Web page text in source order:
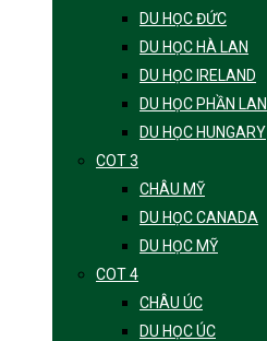
DU HỌC ĐỨC
DU HỌC HÀ LAN
DU HỌC IRELAND
DU HỌC PHẦN LAN
DU HỌC HUNGARY
COT 3
CHÂU MỸ
DU HỌC CANADA
DU HỌC MỸ
COT 4
CHÂU ÚC
DU HỌC ÚC